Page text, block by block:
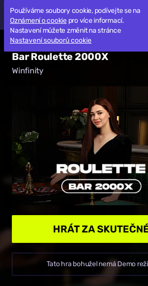
Bar Roulette 2000X
Winfinity
HRÁT ZA
Tato hra bohužel nemá Demo
Používáme soubory cookie, podívejte se na
Oznámení o cookiepro více informací.
Nastavení můžete změnit na stránce
Nastavení souborů cookie